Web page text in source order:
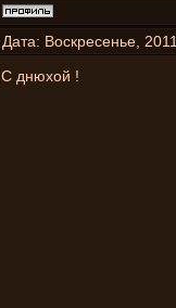
Дата: Воскресенье,
С днюхой !